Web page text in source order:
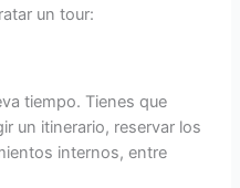
un tour:
tiempo. Tienes que
un itinerario, reservar los
internos, entre